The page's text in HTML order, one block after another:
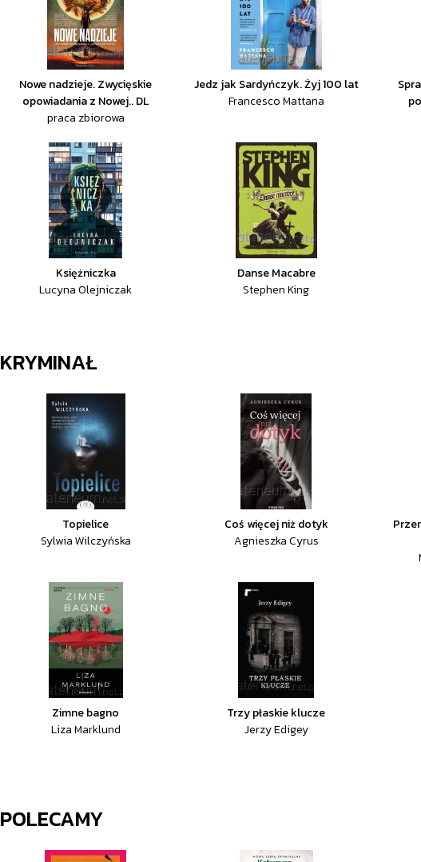
Nowe nadzieje. Zwycięskie
opowiadania z Nowej.. DL
praca zbiorowa
Jedz jak Sardyńczyk. Żyj 100 lat
Francesco Mattana
Księżniczka
Lucyna Olejniczak
Danse Macabre
Stephen King
KRYMINAŁ
Topielice
Sylwia Wilczyńska
Coś więcej niż dotyk
Agnieszka Cyrus
Zimne bagno
Liza Marklund
Trzy płaskie klucze
Jerzy Edigey
POLECAMY